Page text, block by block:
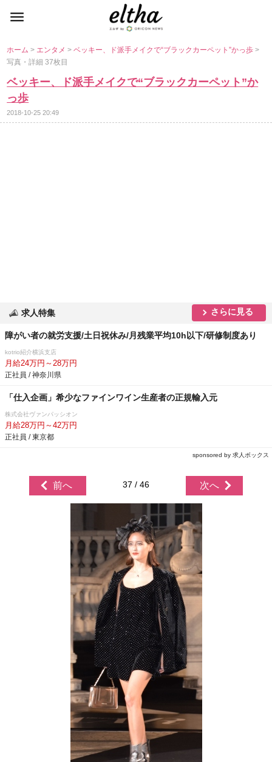
ホーム> エンタメ>ベッキー、ド派手メイクで“ブラックカーペット”かっ歩>
写真・詳細 37枚目
ベッキー、ド派手メイクで“ブラックカーペット”か
っ歩
2018-10-25 20:49
求人特集 さらに見る
障がい者の就労支援/土日祝休み/月残業平均10h以下/研修制度あり
kotrio紹介横浜支店
月給24万円～28万円
正社員 / 神奈川県
「仕入企画」希少なファインワイン生産者の正規輸入元
株式会社ヴァンパッシオン
月給28万円～42万円
正社員 / 東京都
sponsored by 求人ボックス
前へ 37 / 46 次へ